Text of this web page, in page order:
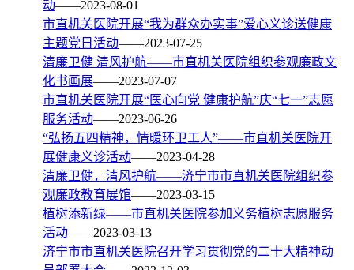
动——2023-08-01
市直机关医院开展“我为群众办实事”爱心义诊送健康
主题党日活动——2023-07-25
清廉卫健 清风护航——市直机关医院组织参观廉政文
化书画展——2023-07-07
市直机关医院开展“医心向党 健康护航”庆“七一”志愿
服务活动——2023-06-26
“弘扬五四精神，情暖环卫工人”——市直机关医院开
展健康义诊活动——2023-04-28
清廉卫健，清风护航——济宁市市直机关医院组织参
观廉政教育展馆——2023-03-15
植树添新绿——市直机关医院参加义务植树志愿服务
活动——2023-03-13
济宁市市直机关医院召开学习贯彻党的二十大精神动